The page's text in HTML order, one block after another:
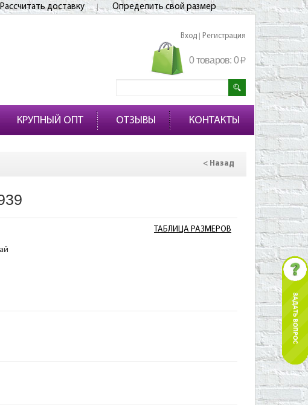
Рассчитать доставку Определить свой размер
Вход Регистрация
0 товаров: 0p
КРУПНЫЙ ОПТ ОТЗЫВЫ КОНТАКТЫ
< Назад
ТАБЛИЦА РАЗМЕРОВ